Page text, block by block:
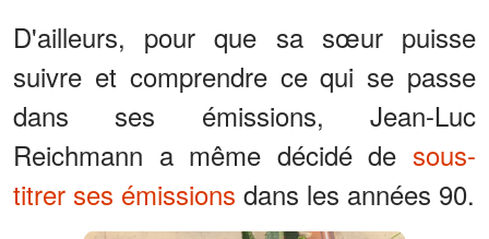
D'ailleurs, pour que sa sœur puisse
suivre et comprendre ce qui se passe
dans ses émissions, Jean-Luc
Reichmann a même décidé de sous-
titrer ses émissions dans les années 90.